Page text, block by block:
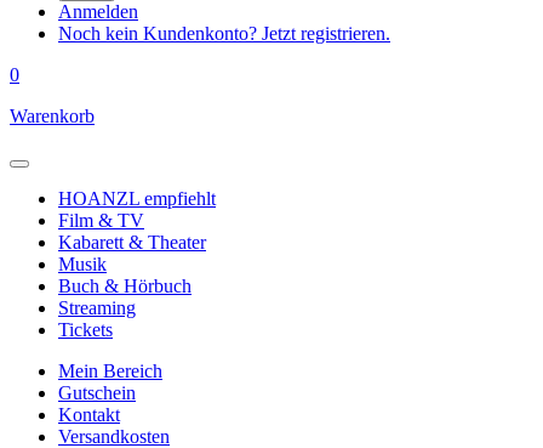
Anmelden
Noch kein Kundenkonto? Jetzt registrieren.
0
Warenkorb
HOANZL empfiehlt
Film & TV
Kabarett & Theater
Musik
Buch & Hörbuch
Streaming
Tickets
Mein Bereich
Gutschein
Kontakt
Versandkosten